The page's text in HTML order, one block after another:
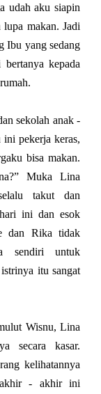
udah aku siapin
lupa makan. Jadi
Ibu yang sedang
kepada
sekolah anak -
pekerja keras,
bisa makan.
Muka Lina
takut dan
ini dan esok
dan Rika tidak
sendiri untuk
itu sangat
Wisnu, Lina
secara kasar.
kelihatannya
akhir - akhir ini